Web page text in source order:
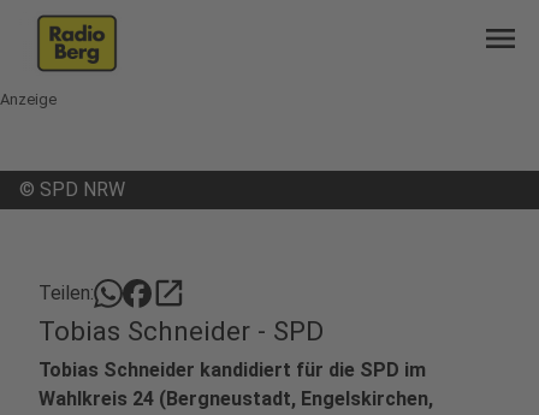
menu
Anzeige
© SPD NRW
Teilen: open_in_new
Tobias Schneider - SPD
Tobias Schneider kandidiert für die SPD im
Wahlkreis 24 (Bergneustadt, Engelskirchen,